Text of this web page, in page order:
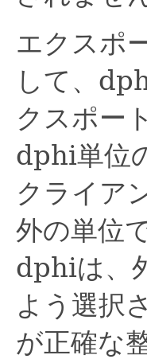
エクスポ
して、
クスポー
dphi単位
クライア
外の単位
dphiは、
よう選択
が正確な